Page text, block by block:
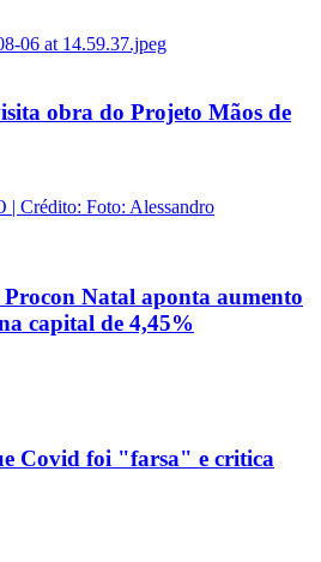
obra do Projeto Mãos de
Procon Natal aponta aumento
capital de 4,45%
Covid foi "farsa" e critica